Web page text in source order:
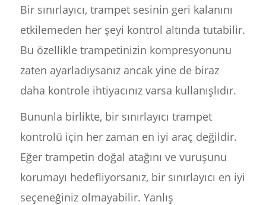
Bir sınırlayıcı, trampet sesinin geri kalanını
etkilemeden her şeyi kontrol altında tutabilir.
Bu özellikle trampetinizin kompresyonunu
zaten ayarladıysanız ancak yine de biraz
daha kontrole ihtiyacınız varsa kullanışlıdır.
Bununla birlikte, bir sınırlayıcı trampet
kontrolü için her zaman en iyi araç değildir.
Eğer trampetin doğal atağını ve vuruşunu
korumayı hedefliyorsanız, bir sınırlayıcı en iyi
seçeneğiniz olmayabilir. Yanlış